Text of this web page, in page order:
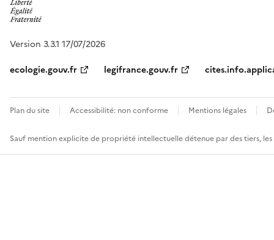
Version 3.3.1 17/07/2026
ecologie.gouv.fr
legifrance.gouv.fr
Plan du site Accessibilité: non conforme Mentions légales
Sauf mention explicite de propriété intellectuelle détenue par des tiers,